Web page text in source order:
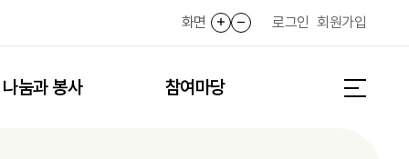
화면 화면확대
화면축소
로그인 회원가입
나눔과 봉사 참여마당
전체메뉴